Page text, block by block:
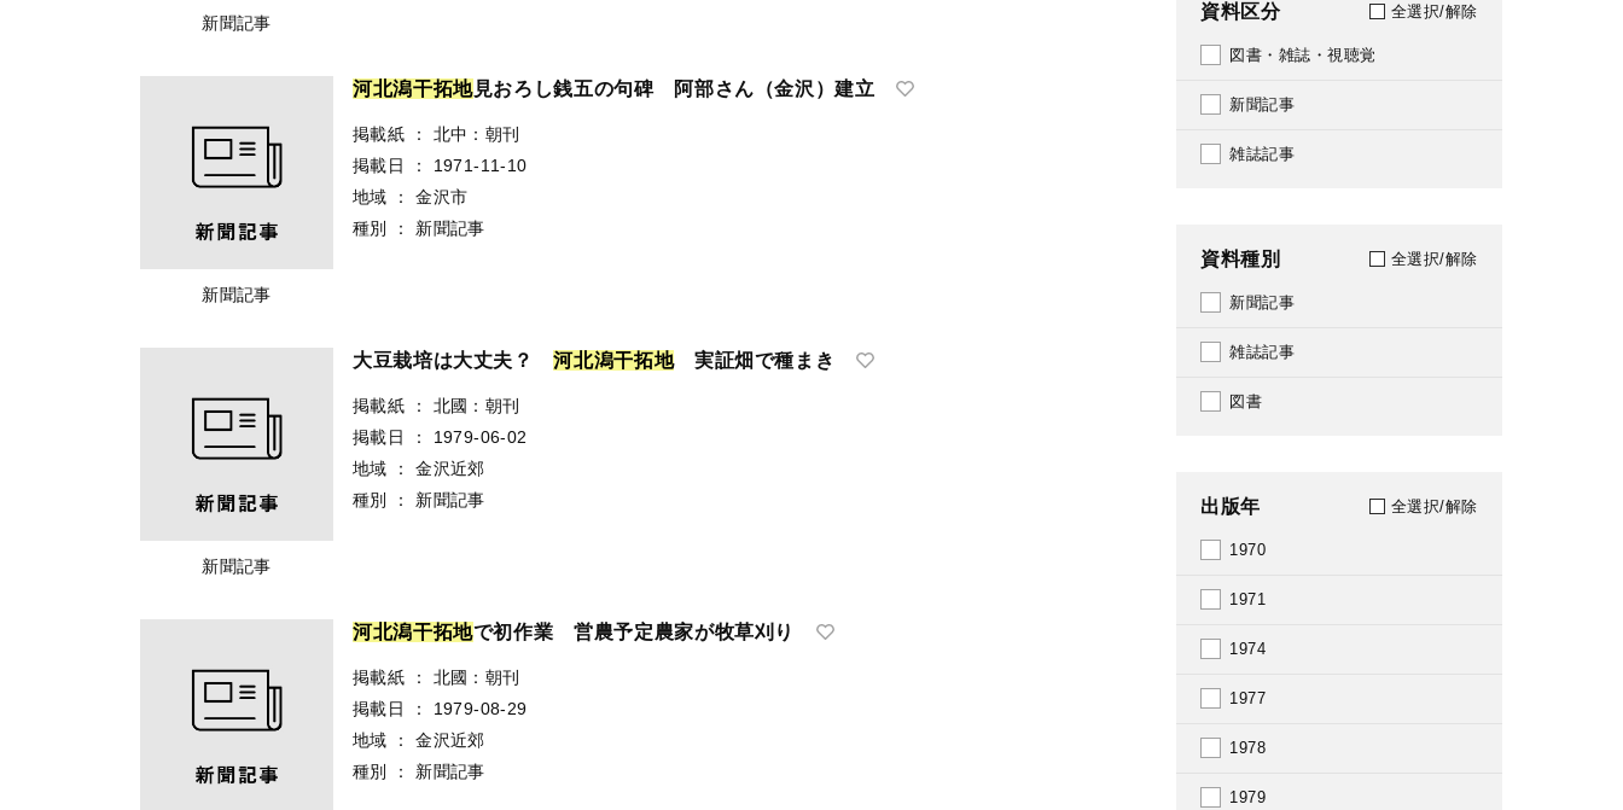
新聞記事
新聞記事
河北潟干拓地見おろし銭五の句碑 阿部さん（金沢）建立
掲載紙 ：
北中：朝刊
掲載日
：
1971-11-10
地域
：
金沢市
種別
： 新聞記事
新聞記事
大豆栽培は大丈夫？河北潟干拓地実証畑で種まき
掲載紙 ：
北國：朝刊
掲載日
：
1979-06-02
地域
：
金沢近郊
種別
： 新聞記事
河北潟干拓地で初作業 営農予定農家が牧草刈り
掲載紙 ：
北國：朝刊
掲載日
：
1979-08-29
地域
：
金沢近郊
種別
： 新聞記事
資料区分 全選択/解除
図書・雑誌・視聴覚
新聞記事
雑誌記事
資料種別 全選択/解除
新聞記事
雑誌記事
図書
出版年 全選択/解除
1970
1971
1974
1977
1978
1979